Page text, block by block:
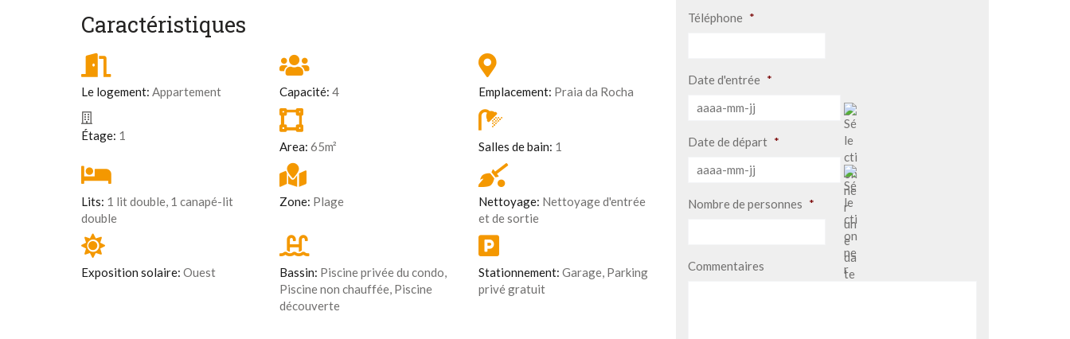
Téléphone *
Date d'entrée *
-
-
JJ
Date de départ *
AAAA
-
-
Nombre de personnes *
Commentaires
Caractéristiques
Le logement: Appartement Capacité: 4 Emplacement: Praia da Rocha
Étage: 1
Area: 65m² Salles de bain: 1
Lits: 1 lit double, 1 canapé-lit
double
Zone: Plage Nettoyage: Nettoyage d'entrée
et de sortie
Exposition solaire: Ouest Bassin: Piscine privée du condo,
Piscine non chauffée, Piscine
découverte
Stationnement: Garage, Parking
privé gratuit